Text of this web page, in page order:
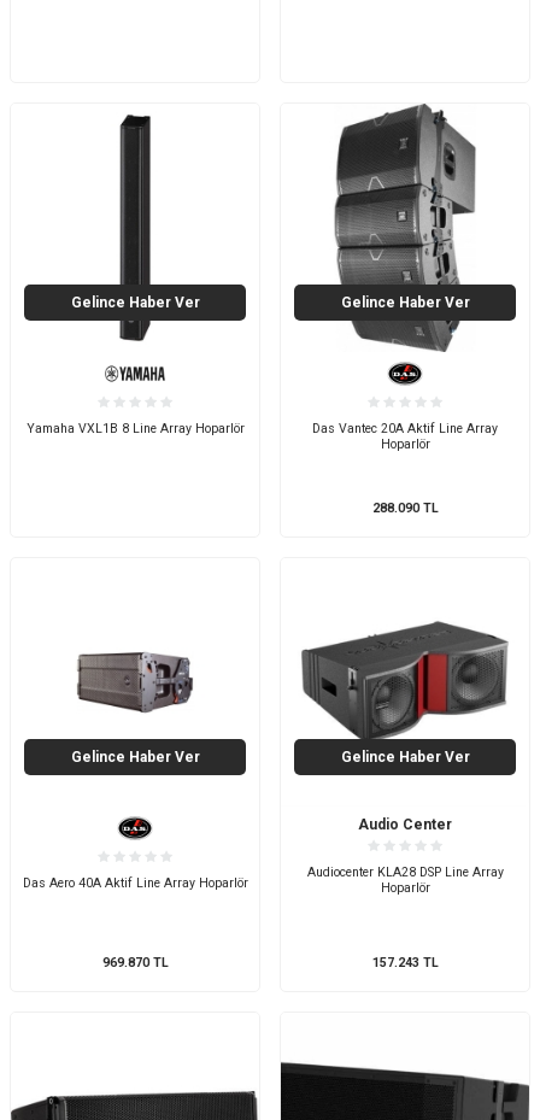
Yamaha VXL1B 8 Line Array Hoparlör
Gelince Haber Ver
Das Vantec 20A Aktif Line Array
Hoparlör
288.090TL
Gelince Haber Ver
Das Aero 40A Aktif Line Array Hoparlör
969.870TL
Gelince Haber Ver
Audio Center
Audiocenter KLA28 DSP Line Array
Hoparlör
157.243 TL
Gelince Haber Ver